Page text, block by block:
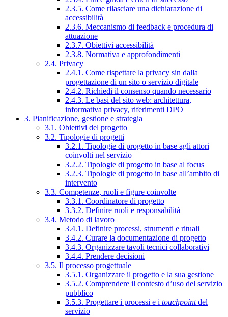
2.3.5. Come rilasciare una dichiarazione di
accessibilità
2.3.6. Meccanismo di feedback e procedura di
attuazione
2.3.7. Obiettivi accessibilità
2.3.8. Normativa e approfondimenti
2.4. Privacy
2.4.1. Come rispettare la privacy sin dalla
progettazione di un sito o servizio digitale
2.4.2. Richiedi il consenso quando necessario
2.4.3. Le basi del sito web: architettura,
informativa privacy, riferimenti DPO
3. Pianificazione, gestione e strategia
3.1. Obiettivi del progetto
3.2. Tipologie di progetti
3.2.1. Tipologie di progetto in base agli attori
coinvolti nel servizio
3.2.2. Tipologie di progetto in base al focus
3.2.3. Tipologie di progetto in base all’ambito di
intervento
3.3. Competenze, ruoli e figure coinvolte
3.3.1. Coordinatore di progetto
3.3.2. Definire ruoli e responsabilità
3.4. Metodo di lavoro
3.4.1. Definire processi, strumenti e rituali
3.4.2. Curare la documentazione di progetto
3.4.3. Organizzare tavoli tecnici collaborativi
3.4.4. Prendere decisioni
3.5. Il processo progettuale
3.5.1. Organizzare il progetto e la sua gestione
3.5.2. Comprendere il contesto d’uso del servizio
pubblico
3.5.3. Progettare i processi e i touchpointdel
servizio